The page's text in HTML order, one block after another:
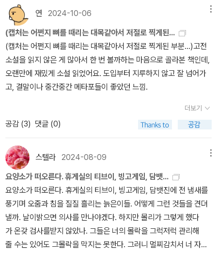
로 그려지는 측면이 있었습니다. 하지만 그런 그의 내면은 다소 나약
하고 어느 정도 충동적인 일면을 갖고 있는 인물이기도 합니다. 어쩌
면 예술가들에게 이런 충동적인 측면은 당연한 부분일 수도 있겠는데
요. 그럼에도 불구하고 예술가로서 특유의 인간적인 매력도 함께 갖
고 있습니다. 그가 읊조리는 예술과 삶에 대한 관계와 이것들을 통한
자신의 지향, 여기에 고통스런 노력을 통해 탄생되는 작품에 대해 스
올리게 합니다. 이렇게 분주한 생활을 영위하는 와중에도 그는 오
랜 친우인 버너를 향한 배려와 도의는 꽤나 놀라운 부분이기도 했는
데요. 더불어 그 역시도 지난날 몰리와 뜨거운 사랑을 했고, 다른 사람
들과는 다르게 연인으로서, 그녀에게 청혼을 고민했던 사람이기도 했
습니다.영국의 중견 시사지인 '저지'의 편집국장인 버넌 핼리데이는
직장 내에서 쉽게 적이나 친구를 만들지 않는 그만의 처세술로 사내
요직인 국장의 자리에 오른 인물입니다. 물론 그럼에도 친구인 클라
이브에 대해선 자신을 통제하지 못하는 듯, 치기 어린 모습도 보이고
극이 진행되는 동안 이 두 사람의 어느 정도 불협화음이 잡히기도 있
지만 그럼에도 이들이 진정으로 우정을 나눈 사이라는 점을 느낄 수
있는데요. 다만, 앞선 클라이브가 한동안 일이 없던 버넌에게 보인 우
격하는데, 이는 클라이브와 버넌으로 대변되는 이성애자 남성 집단이
여성과 동성애자 집단을 의식적, 무의식적으로 희생해 왔음을 암시한
다. 소설의 제목이 <암스테르담>인 것은 소설 초반 몰리의 장례식에
참석한 클라이브와 버넌이 한쪽이 사리분별이 안 되는 상황이 되면
다른 한쪽이 암스테르담으로 데려가 안락사를 시켜주자고 약속한 것
과 관련이 있다. (소설에 총이 등장하면 적어도 한 번은 총성이 울려
야 하듯이) 결국 이들은 암스테르담으로 향하는데, 절친했던 두 친구
연 2024-10-06
(캡처는 어쩐지 뼈를 때리는 대목같아서 저절로 찍게된...
(캡처는 어쩐지 뼈를 때리는 대목같아서 저절로 찍게된 부분...)고전
소설을 읽지 않은 게 많아서 한 번 볼까하는 마음으로 골라본 책인데,
오랜만에 재밌게 소설 읽었어요. 도입부터 지루하지 않고 잘 넘어가
고, 결말이나 중간중간 메타포들이 좋았던 느낌.
더보기
공감 (3) 댓글 (0)
스텔라 2024-08-09
요양소가 떠오른다. 휴게실의 티브이, 빙고게임, 담뱃...
요양소가 떠오른다. 휴게실의 티브이, 빙고게임, 담뱃진에 전 냄새를
풍기며 오줌과 침을 질질 흘리는 늙은이들. 어떻게 그런 것들을 견뎌
낼까. 날이밝으면 의사를 만나야겠다. 하지만 몰리가 그렇게 했다
가 온갖 검사를받지 않았나. 그들은 너의 몰락을 그럭저럭 관리해
줄 수는 있어도 그몰락을 막지는 못한다. 그러니 멀찌감치서 너 자신